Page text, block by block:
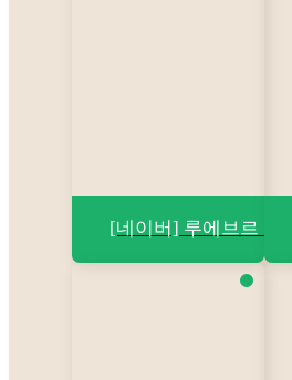
[네이버] 루에브르 숏폼